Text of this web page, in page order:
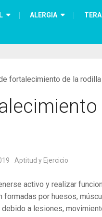
ALERGIA
fortalecimiento de la
Aptitud y Ejercicio
activo y realizar
por huesos,
a lesiones,